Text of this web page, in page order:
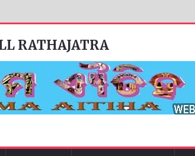
RATHAJATRA